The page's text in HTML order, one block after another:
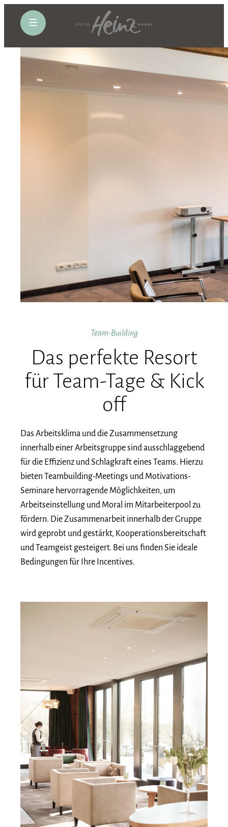
öffne Navigation
Team-Building
Das perfekte Resort
für Team-Tage & Kick
off
Das Arbeitsklima und die Zusammensetzung
innerhalb einer Arbeitsgruppe sind ausschlaggebend
für die Effizienz und Schlagkraft eines Teams. Hierzu
bieten Teambuilding-Meetings und Motivations-
Seminare hervorragende Möglichkeiten, um
Arbeitseinstellung und Moral im Mitarbeiterpool zu
fördern. Die Zusammenarbeit innerhalb der Gruppe
wird geprobt und gestärkt, Kooperationsbereitschaft
und Teamgeist gesteigert. Bei uns finden Sie ideale
Bedingungen für Ihre Incentives.